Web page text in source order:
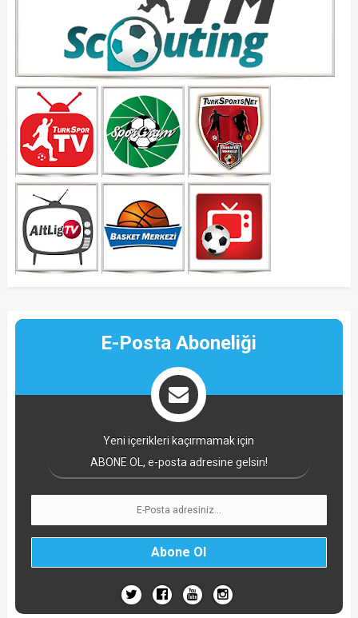
E-Posta Aboneliği
Yeni içerikleri kaçırmamak için
ABONE OL, e-posta adresine gelsin!